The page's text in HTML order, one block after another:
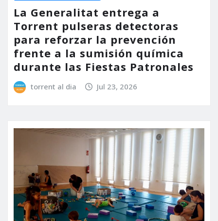
La Generalitat entrega a
Torrent pulseras detectoras
para reforzar la prevención
frente a la sumisión química
durante las Fiestas Patronales
torrent al dia Jul 23, 2026